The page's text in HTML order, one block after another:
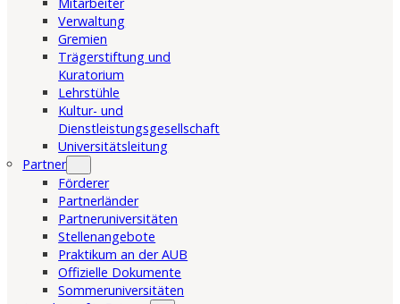
Verwaltung
Gremien
Trägerstiftung und
Kuratorium
Lehrstühle
Kultur- und
Dienstleistungsgesellschaft
Universitätsleitung
Partner
Förderer
Partnerländer
Partneruniversitäten
Stellenangebote
Praktikum an der AUB
Offizielle Dokumente
Sommeruniversitäten